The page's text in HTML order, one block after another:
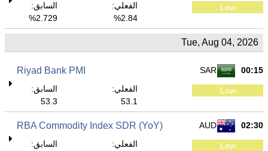
Low
الفعلي:
2.84%
السابق:
2.729%
Tue, Aug 04, 2026
00:15
SAR
Riyad Bank PMI
Low
الفعلي:
53.1
السابق:
53.3
02:30
AUD
RBA Commodity Index SDR (YoY)
Low
الفعلي:
السابق: